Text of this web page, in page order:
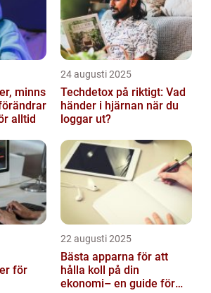
minns
alltid
24 augusti 2025
Techdetox på riktigt: Vad
händer i hjärnan när du
loggar ut?
för
22 augusti 2025
Bästa apparna för att
hålla koll på din
ekonomi– en guide för